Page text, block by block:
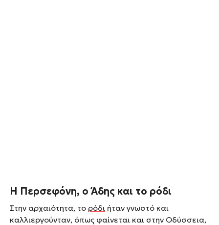
Η Περσεφόνη, ο Άδης και το ρόδι
Στην αρχαιότητα, το ρόδι ήταν γνωστό και
καλλιεργούνταν, όπως φαίνεται και στην Οδύσσεια,